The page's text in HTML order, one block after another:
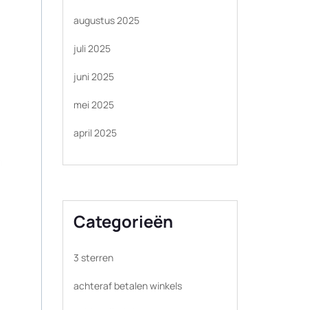
augustus 2025
juli 2025
juni 2025
mei 2025
april 2025
Categorieën
3 sterren
achteraf betalen winkels